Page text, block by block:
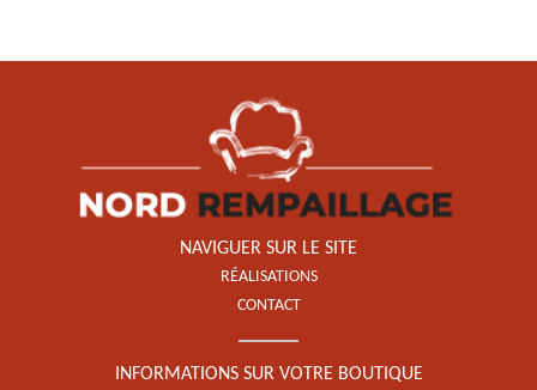
NAVIGUER SUR LE SITE
RÉALISATIONS
CONTACT
INFORMATIONS SUR VOTRE BOUTIQUE